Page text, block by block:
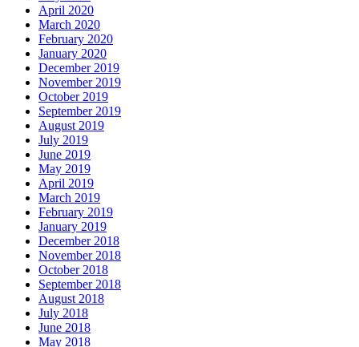
April 2020
March 2020
February 2020
January 2020
December 2019
November 2019
October 2019
September 2019
August 2019
July 2019
June 2019
May 2019
April 2019
March 2019
February 2019
January 2019
December 2018
November 2018
October 2018
September 2018
August 2018
July 2018
June 2018
May 2018